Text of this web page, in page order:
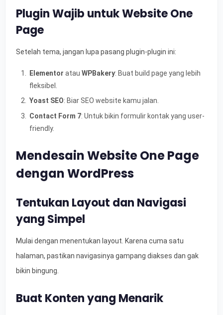
Plugin Wajib untuk Website One
Page
Setelah tema, jangan lupa pasang plugin-plugin ini:
Elementor atau WPBakery: Buat build page yang lebih
fleksibel.
Yoast SEO: Biar SEO website kamu jalan.
Contact Form 7: Untuk bikin formulir kontak yang user-
friendly.
Mendesain Website One Page
dengan WordPress
Tentukan Layout dan Navigasi
yang Simpel
Mulai dengan menentukan layout. Karena cuma satu
halaman, pastikan navigasinya gampang diakses dan gak
bikin bingung.
Buat Konten yang Menarik